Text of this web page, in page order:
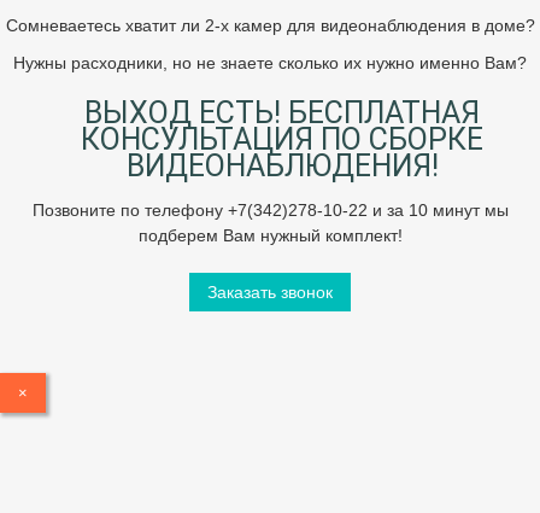
Сомневаетесь хватит ли 2-х камер для видеонаблюдения в доме?
Нужны расходники, но не знаете сколько их нужно именно Вам?
ВЫХОД ЕСТЬ! БЕСПЛАТНАЯ
КОНСУЛЬТАЦИЯ ПО СБОРКЕ
ВИДЕОНАБЛЮДЕНИЯ!
Позвоните по телефону +7(342)278-10-22 и за 10 минут мы
подберем Вам нужный комплект!
Заказать звонок
×